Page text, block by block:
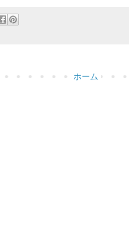
ホーム